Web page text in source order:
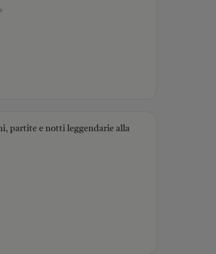
partite e notti leggendarie alla